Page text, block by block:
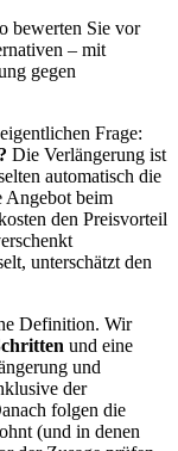
bewerten Sie vor
– mit
gegen
Frage:
Die Verlängerung ist
automatisch die
Angebot beim
den Preisvorteil
unterschätzt den
Definition. Wir
und eine
und
der
folgen die
(und in denen